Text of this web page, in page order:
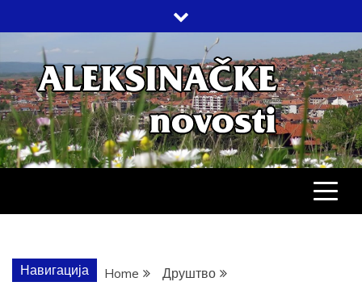
to
content
НОВОСТИ
ДРУШТВО, КУЛТУРА, ЕКОНОМИЈА,
СПОРТ, ПОСЛОВНИ ИМЕНИК,
Навигација Home
Друштво